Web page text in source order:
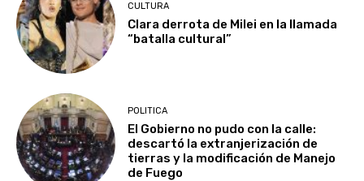
CULTURA
Clara derrota de Milei en la llamada
“batalla cultural”
POLITICA
El Gobierno no pudo con la calle:
descartó la extranjerización de
tierras y la modificación de Manejo
de Fuego